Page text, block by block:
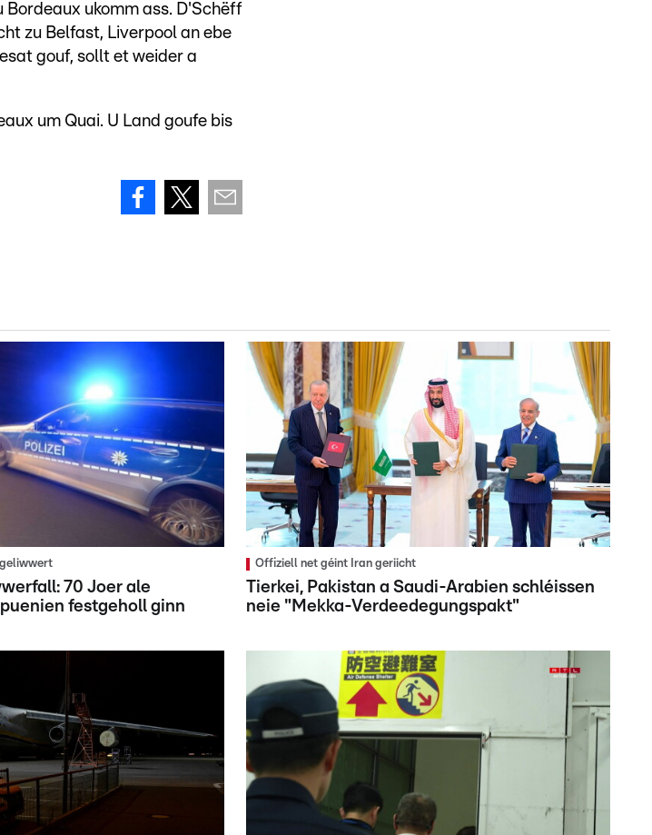
ukomm ass. D'Schëff
zu Belfast, Liverpool an ebe
gouf, sollt et weider a
um Quai. U Land goufe bis
70 Joer ale
festgeholl ginn
Offiziell net géint Iran geriicht
Tierkei, Pakistan a Saudi-Arabien schléissen
neie "Mekka-Verdeedegungspakt"